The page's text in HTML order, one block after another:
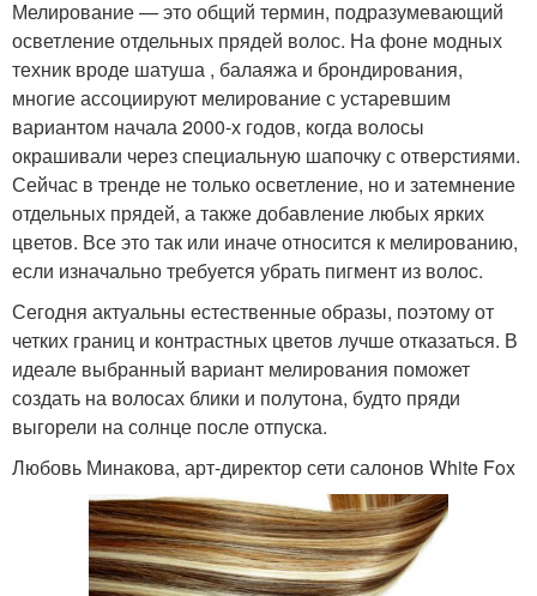
Мелирование — это общий термин, подразумевающий
осветление отдельных прядей волос. На фоне модных
техник вроде шатуша , балаяжа и брондирования,
многие ассоциируют мелирование с устаревшим
вариантом начала 2000-х годов, когда волосы
окрашивали через специальную шапочку с отверстиями.
Сейчас в тренде не только осветление, но и затемнение
отдельных прядей, а также добавление любых ярких
цветов. Все это так или иначе относится к мелированию,
если изначально требуется убрать пигмент из волос.
Сегодня актуальны естественные образы, поэтому от
четких границ и контрастных цветов лучше отказаться. В
идеале выбранный вариант мелирования поможет
создать на волосах блики и полутона, будто пряди
выгорели на солнце после отпуска.
Любовь Минакова, арт-директор сети салонов White Fox